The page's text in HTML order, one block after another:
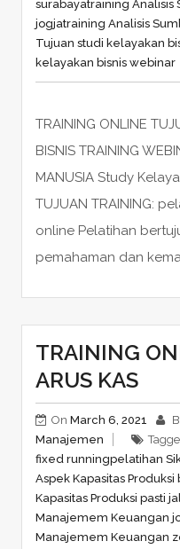
surabayatraining Analisis
jogjatraining Analisis
Tujuan studi kelayakan
kelayakan bisnis webinar
TRAINING ONLINE
BISNIS TRAINING
MANUSIA Study
TUJUAN TRAINING:
online Pelatihan
pemahaman dan
TRAINING
ARUS KAS
On March 6, 2021
Manajemen
fixed runningpelatihan
Aspek Kapasitas
Kapasitas Produksi pasti
Manajemem Keuangan
Manajemem Keuangan